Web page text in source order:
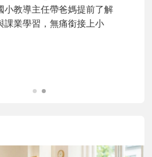
全感的肢體遊戲，到獨立自
解決問題的能力養成。爸爸
模樣，參與孩子每個重要的